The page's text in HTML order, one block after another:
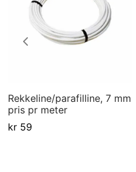
Rekkeline/parafilline, 7 mm
pris pr meter
kr59